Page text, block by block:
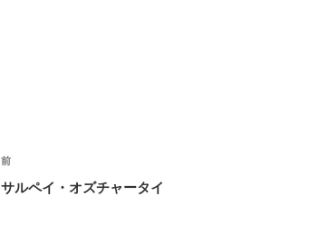
投
稿
過
去
前
サルペイ・オズチャータイ